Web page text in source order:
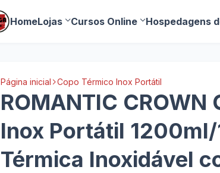
HomeLojas Cursos Online Hospedagens
Página inicial Copo Térmico Inox Portátil
ROMANTIC CROWN
Inox Portátil
Térmica Inoxidável